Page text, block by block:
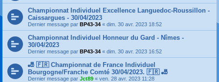
Championnat Individuel Excellence Languedoc-Roussillon -
Caissargues - 30/04/2023
Dernier message par BP43-34 « dim. 30 avr. 2023 18:52
Championnat Individuel Honneur du Gard - Nîmes -
30/04/2023
Dernier message par BP43-34 « dim. 30 avr. 2023 16:52
🎳 🇫🇷 Championnat de France Individuel
Bourgogne/Franche Comté 30/04/2023. 🇫🇷 🎳
Dernier message par Jct89 « ven. 28 avr. 2023 11:28